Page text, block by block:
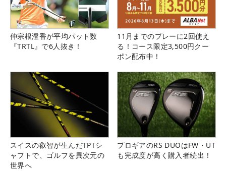
仲宗根澄香が平均パット数
『TRTL』で6人抜き！
11月までのプレーに2回使え
る！コース限定3,500円クー
ポン配布中！
スイスの叡智が生んだTPTシ
ャフトで、ゴルフを異次元の
世界へ
プロギアのRS DUOはFW・UT
も完成度が高く購入者続出！